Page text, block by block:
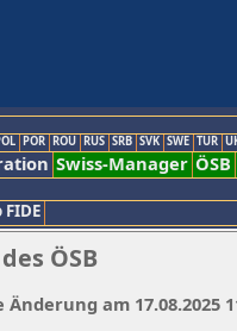
POR ROU RUS SRB SVK SWE TUR
Swiss-Manager ÖSB
FIDE
ÖSB
Änderung am